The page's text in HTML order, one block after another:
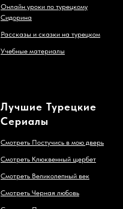
Онлайн уроки по турецкому
Сидорина
Рассказы и сказки на турецком
Учебные материалы
Лучшие Турецкие
Сериалы
Смотреть Постучись в мою дверь
Смотреть Клюквенный щербет
Смотреть Великолепный век
Смотреть Черная любовь